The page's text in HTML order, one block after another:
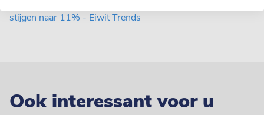
stijgen naar 11% - Eiwit Trends
Ook interessant voor u